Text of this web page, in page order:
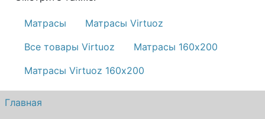
Матрасы
Матрасы Virtuoz
Все товары Virtuoz
Матрасы 160х200
Матрасы Virtuoz 160х200
Главная